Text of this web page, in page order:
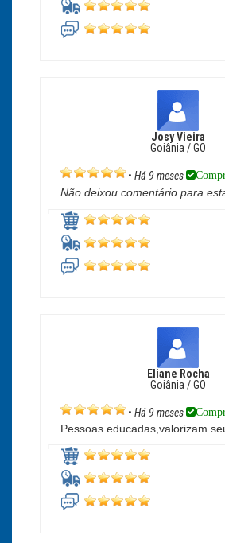
Josy Vieira
Goiânia / GO
• Há 9 meses
Não deixou comentário para
Eliane Rocha
Goiânia / GO
• Há 9 meses
Pessoas educadas,valorizam